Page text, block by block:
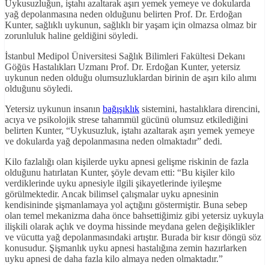
Uykusuzluğun, iştahı azaltarak aşırı yemek yemeye ve dokularda
yağ depolanmasına neden olduğunu belirten Prof. Dr. Erdoğan
Kunter, sağlıklı uykunun, sağlıklı bir yaşam için olmazsa olmaz bir
zorunluluk haline geldiğini söyledi.
İstanbul Medipol Üniversitesi Sağlık Bilimleri Fakültesi Dekanı
Göğüs Hastalıkları Uzmanı Prof. Dr. Erdoğan Kunter, yetersiz
uykunun neden olduğu olumsuzluklardan birinin de aşırı kilo alımı
olduğunu söyledi.
Yetersiz uykunun insanın bağışıklık sistemini, hastalıklara direncini,
acıya ve psikolojik strese tahammül gücünü olumsuz etkilediğini
belirten Kunter, “Uykusuzluk, iştahı azaltarak aşırı yemek yemeye
ve dokularda yağ depolanmasına neden olmaktadır” dedi.
Kilo fazlalığı olan kişilerde uyku apnesi gelişme riskinin de fazla
olduğunu hatırlatan Kunter, şöyle devam etti: “Bu kişiler kilo
verdiklerinde uyku apnesiyle ilgili şikayetlerinde iyileşme
görülmektedir. Ancak bilimsel çalışmalar uyku apnesinin
kendisininde şişmanlamaya yol açtığını göstermiştir. Buna sebep
olan temel mekanizma daha önce bahsettiğimiz gibi yetersiz uykuyla
ilişkili olarak açlık ve doyma hissinde meydana gelen değişiklikler
ve vücutta yağ depolanmasındaki artıştır. Burada bir kısır döngü söz
konusudur. Şişmanlık uyku apnesi hastalığına zemin hazırlarken
uyku apnesi de daha fazla kilo almaya neden olmaktadır.”